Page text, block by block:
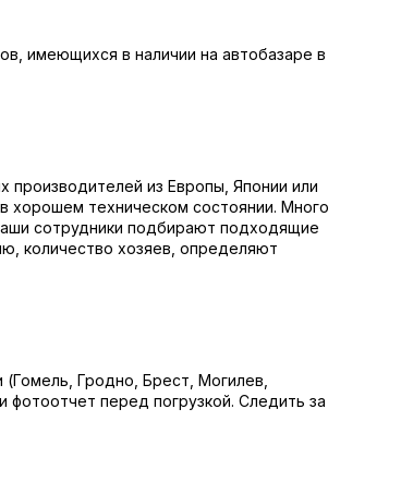
имеющихся в наличии на автобазаре в
производителей из Европы, Японии или
хорошем техническом состоянии. Много
сотрудники подбирают подходящие
количество хозяев, определяют
Гродно, Брест, Могилев,
перед погрузкой. Следить за